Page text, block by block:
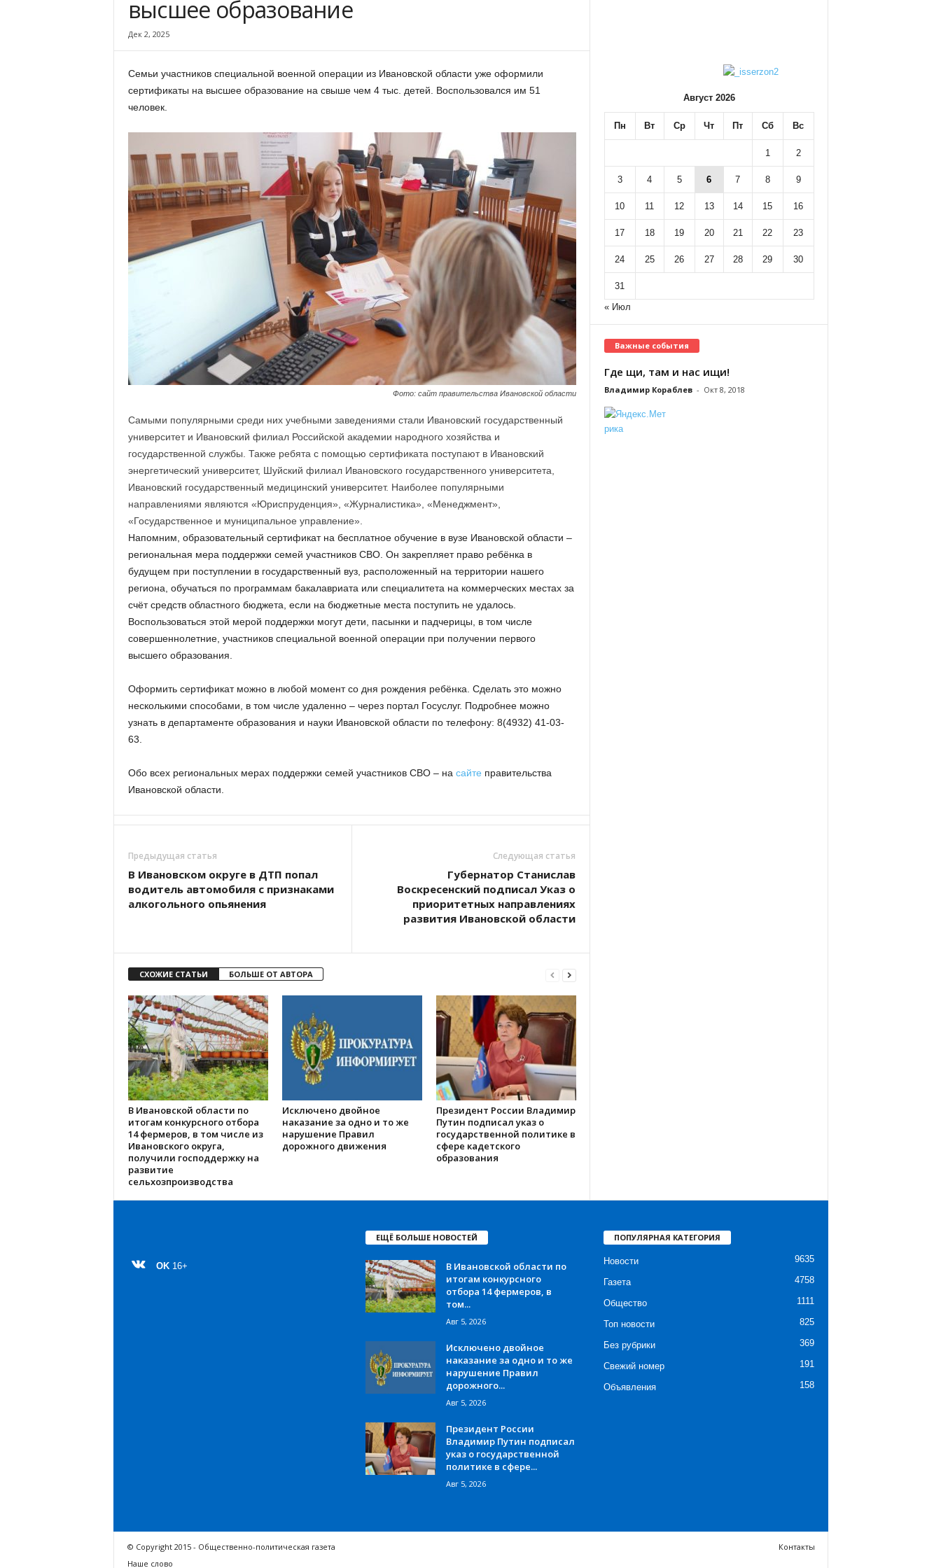
,
высшее образование
Дек 2, 2025
Семьи участников специальной военной операции из Ивановской области уже оформили
сертификаты на высшее образование на свыше чем 4 тыс. детей. Воспользовался им 51
человек.
Фото: сайт правительства Ивановской области
Самыми популярными среди них учебными заведениями стали Ивановский государственный
университет и Ивановский филиал Российской академии народного хозяйства и
государственной службы. Также ребята с помощью сертификата поступают в Ивановский
энергетический университет, Шуйский филиал Ивановского государственного университета,
Ивановский государственный медицинский университет. Наиболее популярными
направлениями являются «Юриспруденция», «Журналистика», «Менеджмент»,
«Государственное и муниципальное управление».
Напомним, образовательный сертификат на бесплатное обучение в вузе Ивановской области –
региональная мера поддержки семей участников СВО. Он закрепляет право ребёнка в
будущем при поступлении в государственный вуз, расположенный на территории нашего
региона, обучаться по программам бакалавриата или специалитета на коммерческих местах за
счёт средств областного бюджета, если на бюджетные места поступить не удалось.
Воспользоваться этой мерой поддержки могут дети, пасынки и падчерицы, в том числе
совершеннолетние, участников специальной военной операции при получении первого
высшего образования.
Оформить сертификат можно в любой момент со дня рождения ребёнка. Сделать это можно
несколькими способами, в том числе удаленно – через портал Госуслуг. Подробнее можно
узнать в департаменте образования и науки Ивановской области по телефону: 8(4932) 41-03-
63.
Обо всех региональных мерах поддержки семей участников СВО – на сайте правительства
Ивановской области.
Предыдущая статья
В Ивановском округе в ДТП попал
водитель автомобиля с признаками
алкогольного опьянения
Следующая статья
Губернатор Станислав
Воскресенский подписал Указ о
приоритетных направлениях
развития Ивановской области
СХОЖИЕ СТАТЬИ БОЛЬШЕ ОТ АВТОРА
В Ивановской области по
итогам конкурсного отбора
14 фермеров, в том числе из
Ивановского округа,
получили господдержку на
развитие
сельхозпроизводства
Исключено двойное
наказание за одно и то же
нарушение Правил
дорожного движения
Президент России Владимир
Путин подписал указ о
государственной политике в
сфере кадетского
образования
Август 2026
Пн Вт Ср Чт Пт Сб Вс
1 2
3 4 5 6 7 8 9
10 11 12 13 14 15 16
17 18 19 20 21 22 23
24 25 26 27 28 29 30
31
« Июл
Важные события
Где щи, там и нас ищи!
Владимир Кораблев - Окт 8, 2018
OK 16+
ЕЩЁ БОЛЬШЕ НОВОСТЕЙ
В Ивановской области по
итогам конкурсного
отбора 14 фермеров, в
том...
Авг 5, 2026
Исключено двойное
наказание за одно и то же
нарушение Правил
дорожного...
Авг 5, 2026
Президент России
Владимир Путин подписал
указ о государственной
политике в сфере...
Авг 5, 2026
ПОПУЛЯРНАЯ КАТЕГОРИЯ
Новости 9635
Газета 4758
Общество 1111
Топ новости 825
Без рубрики 369
Свежий номер 191
Объявления 158
Контакты
© Copyright 2015 - Общественно-политическая газета
Наше слово